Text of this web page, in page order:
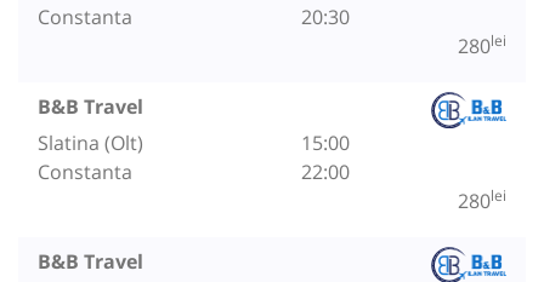
Constanta
20:30
280lei
B&B Travel
Slatina (Olt)
Constanta
15:00
22:00
280lei
B&B Travel